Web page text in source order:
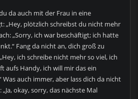
da auch mit der Frau in eine
„Hey, plötzlich schreibst du nicht mehr
„Sorry, ich war beschäftigt; ich hatte
Fang da nicht an, dich groß zu
ich schreibe nicht mehr so viel, ich
aufs Handy, ich will mir das ein
Was auch immer, aber lass dich da nicht
okay, sorry, das nächste Mal